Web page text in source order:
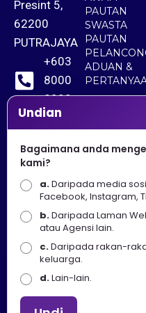
Presint 5,
62200
PUTRAJAYA
+603
8000
8000
+603
8891
7100
PAUTAN
SWASTA
PAUTAN
ADUAN &
Penafian : Kerajaan
Pelancongan Seni dan
bertanggungjawab atas
disebabkan oleh
yang diperolehi dari portal
Undian
Bagaimana anda
kami?
a.Daripada media
Facebook, Instagram,
b.Daripada Laman
atau Agensi lain.
c.Daripada rakan-
keluarga.
d.Lain-lain.
Apa Khabar! Selamat
Pelancongan, Seni dan Budaya